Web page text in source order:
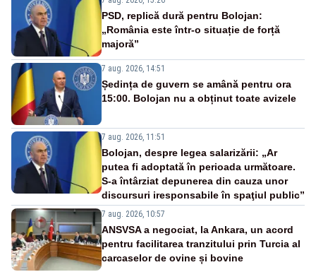
PSD, replică dură pentru Bolojan:
„România este într-o situație de forță
majoră”
7 aug. 2026, 14:51
Ședința de guvern se amână pentru ora
15:00. Bolojan nu a obținut toate avizele
7 aug. 2026, 11:51
Bolojan, despre legea salarizării: „Ar
putea fi adoptată în perioada următoare.
S-a întârziat depunerea din cauza unor
discursuri iresponsabile în spaţiul public”
7 aug. 2026, 10:57
ANSVSA a negociat, la Ankara, un acord
pentru facilitarea tranzitului prin Turcia al
carcaselor de ovine și bovine